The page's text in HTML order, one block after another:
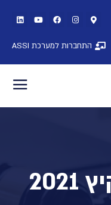
התחברות למערכת ASSI